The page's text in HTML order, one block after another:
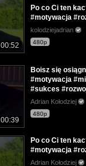
00:52
Po co Ci ten
#motywacja
kolodziejadrian
480p
00:39
Boisz się
#motywacja
#sukces
Adrian Kołodziej
480p
Po co Ci ten
#motywacja
Adrian Kołodziej